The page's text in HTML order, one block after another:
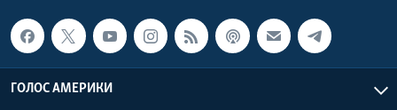
ГОЛОС АМЕРИКИ